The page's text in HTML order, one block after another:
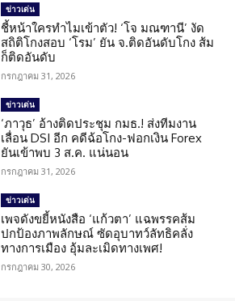
ข่าวเด่น
ชี้หน้าใครทำไมเข้าตัว! ‘โจ มณฑานี’ งัด
สถิติโกงสอบ ‘โรม’ ยัน จ.ติดอันดับโกง ส้ม
ก็ติดอันดับ
กรกฎาคม 31, 2026
ข่าวเด่น
‘ภาวุธ’ อ้างติดประชุม กมธ.! ส่งทีมงาน
เลื่อน DSI อีก คดีฉ้อโกง-ฟอกเงิน Forex
ยันเข้าพบ 3 ส.ค. แน่นอน
กรกฎาคม 31, 2026
ข่าวเด่น
เพจดังขยี้หนังสือ ‘แก้วตา’ แฉพรรคส้ม
ปกป้องภาพลักษณ์ ซัดอุบาทว์ลัทธิคลั่ง
ทางการเมือง อุ้มละเมิดทางเพศ!
กรกฎาคม 30, 2026